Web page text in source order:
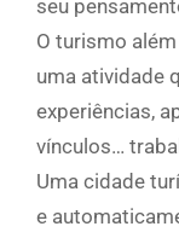
seu
O turismo
uma atividade
experiências,
vínculos…
Uma cidade
e